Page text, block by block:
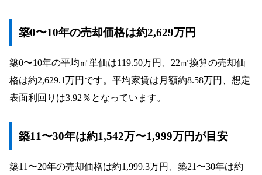
オーナーチェンジ売却の実績が豊富な会社を
よくある質問（FAQ）
Q1. 築40年を超える古い幸区のワンルームで
Q2. 賃貸中（オーナーチェンジ）のままで
Q3. 毎月の収支がマイナス（赤字）になって
築0〜10年の売却価格は約2,629万円
築0〜10年の平均㎡単価は119.50万円、22㎡換算の売却価
格は約2,629.1万円です。平均家賃は月額約8.58万円、想定
表面利回りは3.92％となっています。
築11〜30年は約1,542万〜1,999万円が目安
築11〜20年の売却価格は約1,999.3万円、築21〜30年は約